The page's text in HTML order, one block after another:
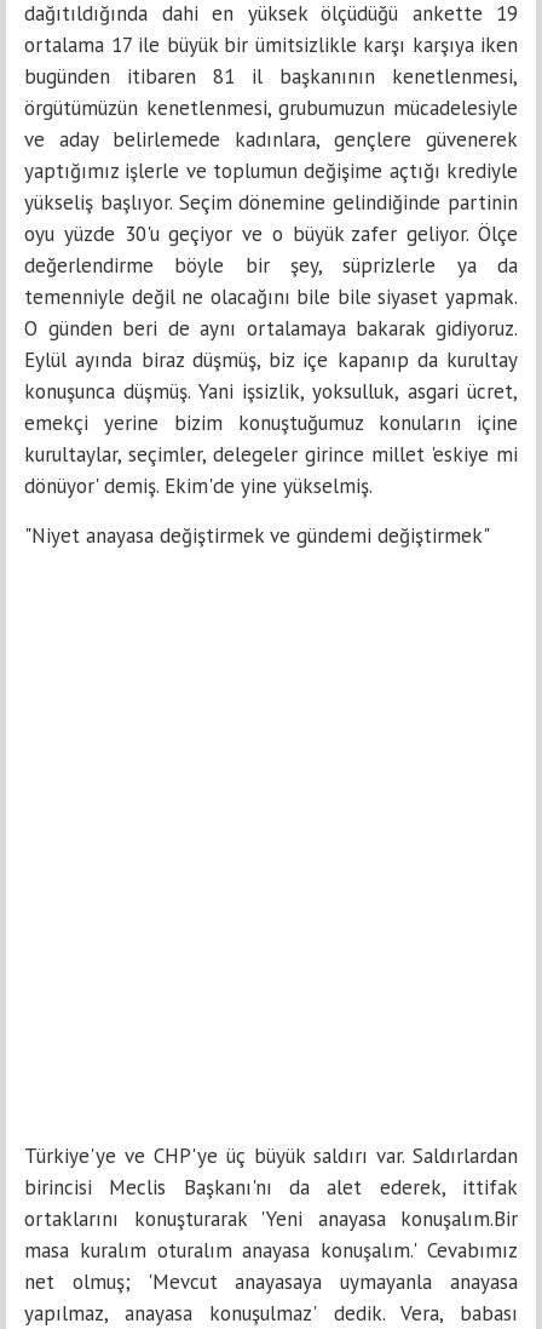
dağıtıldığında dahi en yüksek ölçüdüğü ankette 19
ortalama 17 ile büyük bir ümitsizlikle karşı karşıya iken
bugünden itibaren 81 il başkanının kenetlenmesi,
örgütümüzün kenetlenmesi, grubumuzun mücadelesiyle
ve aday belirlemede kadınlara, gençlere güvenerek
yaptığımız işlerle ve toplumun değişime açtığı krediyle
yükseliş başlıyor. Seçim dönemine gelindiğinde partinin
oyu yüzde 30'u geçiyor ve o büyük zafer geliyor. Ölçe
değerlendirme böyle bir şey, süprizlerle ya da
temenniyle değil ne olacağını bile bile siyaset yapmak.
O günden beri de aynı ortalamaya bakarak gidiyoruz.
Eylül ayında biraz düşmüş, biz içe kapanıp da kurultay
konuşunca düşmüş. Yani işsizlik, yoksulluk, asgari ücret,
emekçi yerine bizim konuştuğumuz konuların içine
kurultaylar, seçimler, delegeler girince millet 'eskiye mi
dönüyor' demiş. Ekim'de yine yükselmiş.
"Niyet anayasa değiştirmek ve gündemi değiştirmek"
Türkiye'ye ve CHP'ye üç büyük saldırı var. Saldırlardan
birincisi Meclis Başkanı'nı da alet ederek, ittifak
ortaklarını konuşturarak 'Yeni anayasa konuşalım.Bir
masa kuralım oturalım anayasa konuşalım.' Cevabımız
net olmuş; 'Mevcut anayasaya uymayanla anayasa
yapılmaz, anayasa konuşulmaz' dedik. Vera, babası